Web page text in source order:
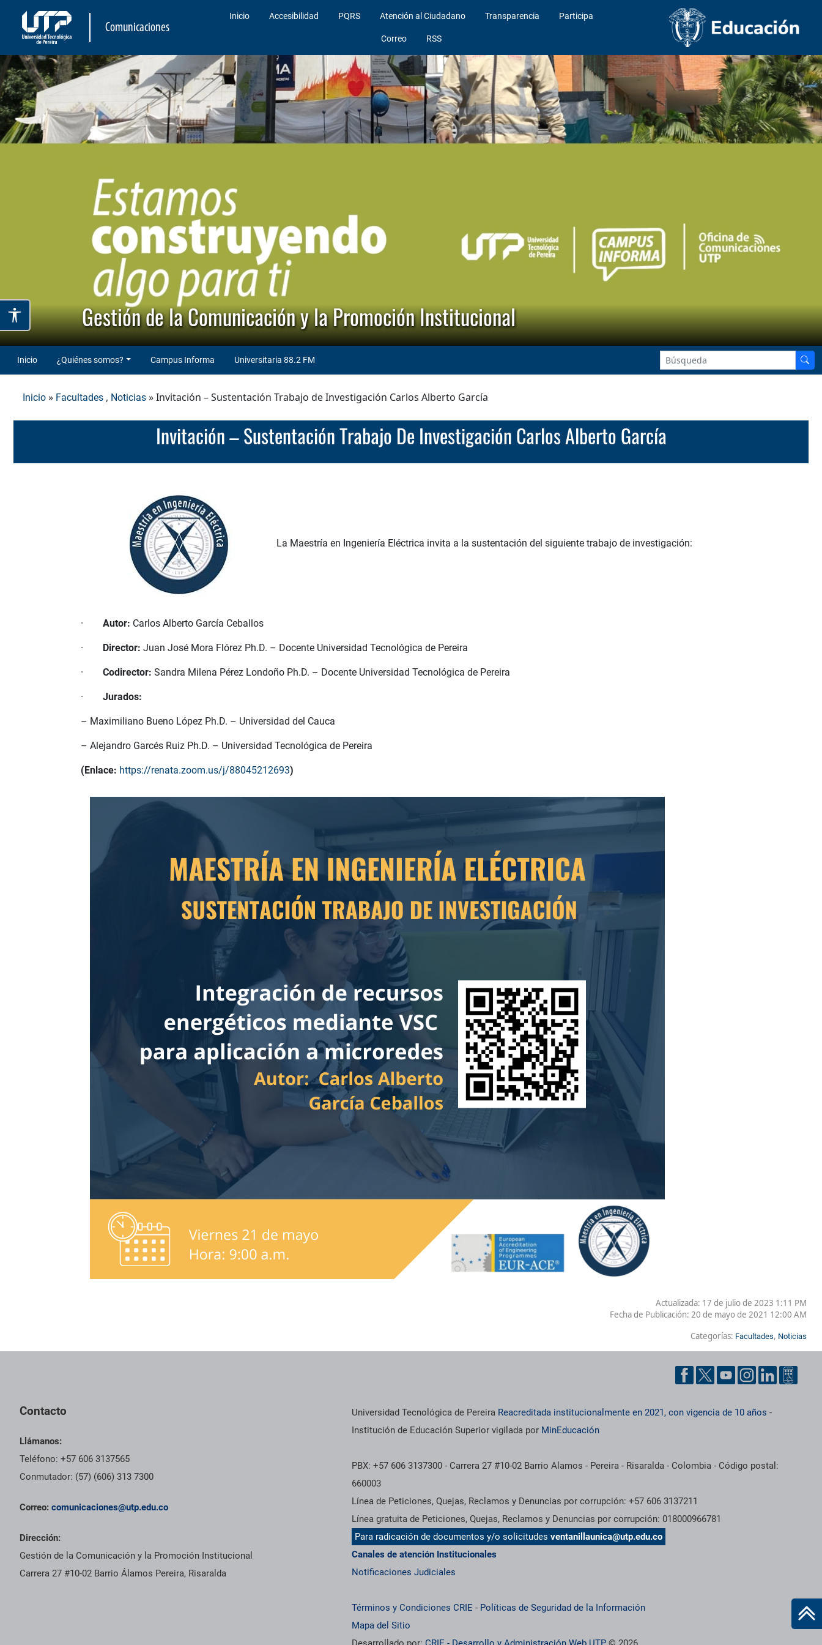
Comunicaciones
Inicio Accesibilidad PQRS Atención al Ciudadano Transparencia Participa
Correo RSS
Gestión de la Comunicación y la Promoción Institucional
Inicio ¿Quiénes somos? Campus Informa Universitaria 88.2 FM
Inicio » Facultades , Noticias » Invitación – Sustentación Trabajo de Investigación Carlos Alberto García
Invitación – Sustentación Trabajo De Investigación Carlos Alberto García
La Maestría en Ingeniería Eléctrica invita a la sustentación del siguiente trabajo de investigación:
· Autor: Carlos Alberto García Ceballos
· Director: Juan José Mora Flórez Ph.D. – Docente Universidad Tecnológica de Pereira
· Codirector: Sandra Milena Pérez Londoño Ph.D. – Docente Universidad Tecnológica de Pereira
· Jurados:
– Maximiliano Bueno López Ph.D. – Universidad del Cauca
– Alejandro Garcés Ruiz Ph.D. – Universidad Tecnológica de Pereira
(Enlace: https://renata.zoom.us/j/88045212693)
Actualizada: 17 de julio de 2023 1:11 PM
Fecha de Publicación: 20 de mayo de 2021 12:00 AM
Categorías: Facultades, Noticias
Contacto
Llámanos:
Teléfono: +57 606 3137565
Conmutador: (57) (606) 313 7300
Correo: comunicaciones@utp.edu.co
Dirección:
Gestión de la Comunicación y la Promoción Institucional
Carrera 27 #10-02 Barrio Álamos Pereira, Risaralda
Universidad Tecnológica de Pereira Reacreditada institucionalmente en 2021, con vigencia de 10 años -
Institución de Educación Superior vigilada por MinEducación
PBX: +57 606 3137300 - Carrera 27 #10-02 Barrio Alamos - Pereira - Risaralda - Colombia - Código postal:
660003
Línea de Peticiones, Quejas, Reclamos y Denuncias por corrupción: +57 606 3137211
Línea gratuita de Peticiones, Quejas, Reclamos y Denuncias por corrupción: 018000966781
Para radicación de documentos y/o solicitudesventanillaunica@utp.edu.co
Canales de atención Institucionales
Notificaciones Judiciales
Términos y Condiciones CRIE - Políticas de Seguridad de la Información
Mapa del Sitio